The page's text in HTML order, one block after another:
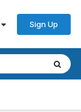
Sign Up